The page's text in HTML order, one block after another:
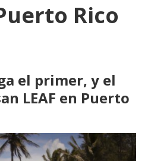
Rico
el primer, y el
LEAF en Puerto